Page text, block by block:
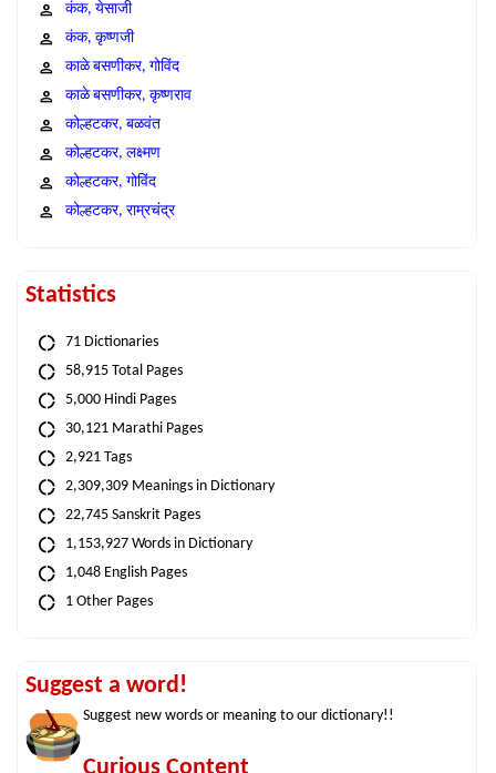
कंक, येसाजी
कंक, कृष्णजी
काळे बसणीकर, गोविंद
काळे बसणीकर, कृष्णराव
कोल्हटकर, बळवंत
कोल्हटकर, लक्ष्मण
कोल्हटकर, गोविंद
कोल्हटकर, राम्रचंद्र
Statistics
71 Dictionaries
58,915 Total Pages
5,000 Hindi Pages
30,121 Marathi Pages
2,921 Tags
2,309,309 Meanings in Dictionary
22,745 Sanskrit Pages
1,153,927 Words in Dictionary
1,048 English Pages
1 Other Pages
Suggest a word!
Suggest new words or meaning to our dictionary!!